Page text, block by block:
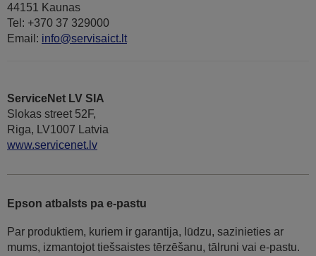
44151 Kaunas
Tel: +370 37 329000
Email: info@servisaict.lt
ServiceNet LV SIA
Slokas street 52F,
Riga, LV1007 Latvia
www.servicenet.lv
Epson atbalsts pa e-pastu
Par produktiem, kuriem ir garantija, lūdzu, sazinieties ar
mums, izmantojot tiešsaistes tērzēšanu, tālruni vai e-pastu.